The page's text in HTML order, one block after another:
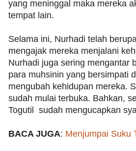
yang meninggal maka mereka
tempat lain.
Selama ini, Nurhadi telah
mengajak mereka menjalani
Nurhadi juga sering mengantar
para muhsinin yang bersimpati
mengubah kehidupan mereka.
sudah mulai terbuka. Bahkan,
Togutil sudah mengucapkan
BACA JUGA: Menjumpai Suku